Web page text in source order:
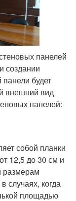
панелей
создании
панели будет
внешний вид
панелей:
собой планки
12,5 до 30 см и
размерам
случаях, когда
площадью